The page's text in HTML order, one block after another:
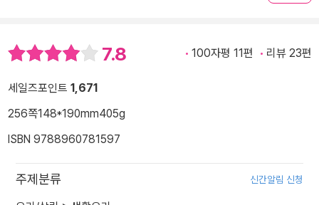
7.8 100자평 11편 리뷰 23편
세일즈포인트 1,671
256쪽148*190mm405g
ISBN 9788960781597
주제분류 신간알림 신청